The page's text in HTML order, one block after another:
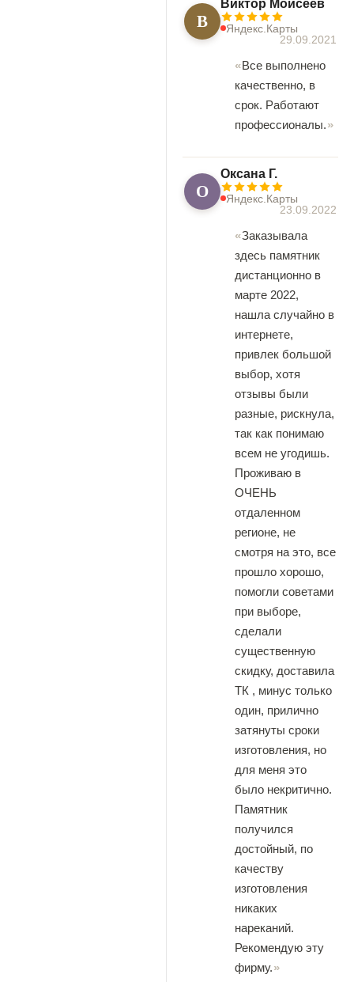
В
Виктор Моисеев
Яндекс.Карты
29.09.2021
Все выполнено
качественно, в
срок. Работают
профессионалы.
О
Оксана Г.
Яндекс.Карты
23.09.2022
Заказывала
здесь памятник
дистанционно в
марте 2022,
нашла случайно в
интернете,
привлек большой
выбор, хотя
отзывы были
разные, рискнула,
так как понимаю
всем не угодишь.
Проживаю в
ОЧЕНЬ
отдаленном
регионе, не
смотря на это, все
прошло хорошо,
помогли советами
при выборе,
сделали
существенную
скидку, доставила
ТК , минус только
один, прилично
затянуты сроки
изготовления, но
для меня это
было некритично.
Памятник
получился
достойный, по
качеству
изготовления
никаких
нареканий.
Рекомендую эту
фирму.